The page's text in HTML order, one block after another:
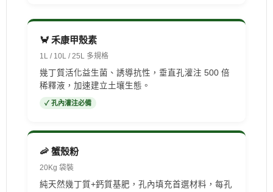
🦀 禾康甲殼素
1L / 10L / 25L 多規格
幾丁質活化益生菌、誘導抗性，垂直孔灌注 500 倍
稀釋液，加速建立土壤生態。
✓ 孔內灌注必備
🦐 蟹殼粉
20Kg 袋裝
純天然幾丁質+鈣質基肥，孔內填充首選材料，每孔